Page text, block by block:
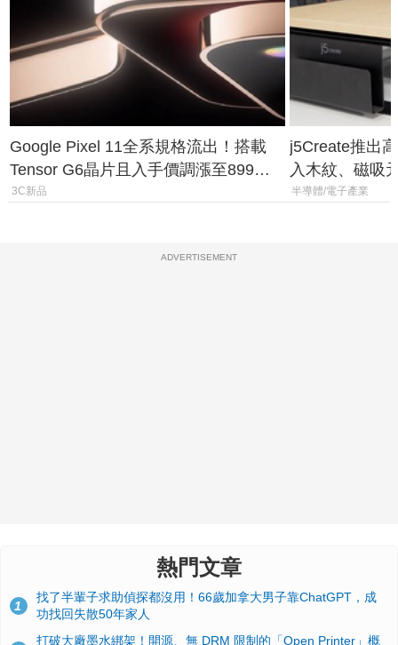
Google Pixel 11全系規格流出！搭載
Tensor G6晶片且入手價調漲至899美
元
3C新品
j5Create推出
入木紋、磁吸
半導體/電子產業
ADVERTISEMENT
熱門文章
1
找了半輩子求助偵探都沒用！66歲加拿大男子靠ChatGPT，成
功找回失散50年家人
打破大廠墨水綁架！開源、無 DRM 限制的「Open Printer」概